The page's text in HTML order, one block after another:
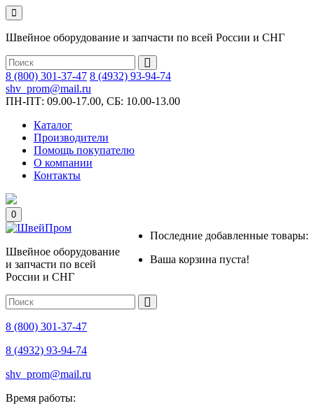
Швейное оборудование и запчасти по всей России и СНГ
8 (800) 301-37-47 8 (4932) 93-94-74
shv_prom@mail.ru
ПН-ПТ: 09.00-17.00, СБ: 10.00-13.00
Каталог
Производители
Помощь покупателю
О компании
Контакты
0
Последние добавленные товары:
Ваша корзина пуста!
Швейное оборудование
и запчасти по всей
России и СНГ
8 (800) 301-37-47
8 (4932) 93-94-74
shv_prom@mail.ru
Время работы: